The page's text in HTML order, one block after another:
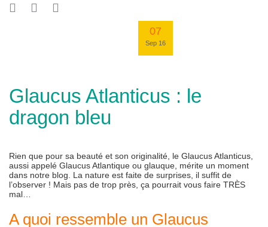
07
Sep 16
Glaucus Atlanticus : le
dragon bleu
Rien que pour sa beauté et son originalité, le Glaucus Atlanticus,
aussi appelé Glaucus Atlantique ou glauque, mérite un moment
dans notre blog. La nature est faite de surprises, il suffit de
l’observer ! Mais pas de trop près, ça pourrait vous faire TRÈS
mal…
A quoi ressemble un Glaucus